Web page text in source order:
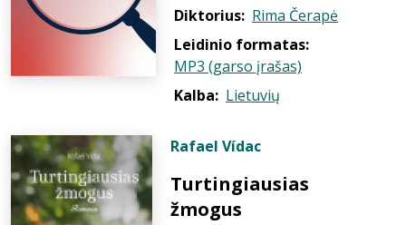
Diktorius: Rima Čerapė
Leidinio formatas:
MP3 (garso įrašas)
Kalba: Lietuvių
Rafael Vídac
Turtingiausias
žmogus